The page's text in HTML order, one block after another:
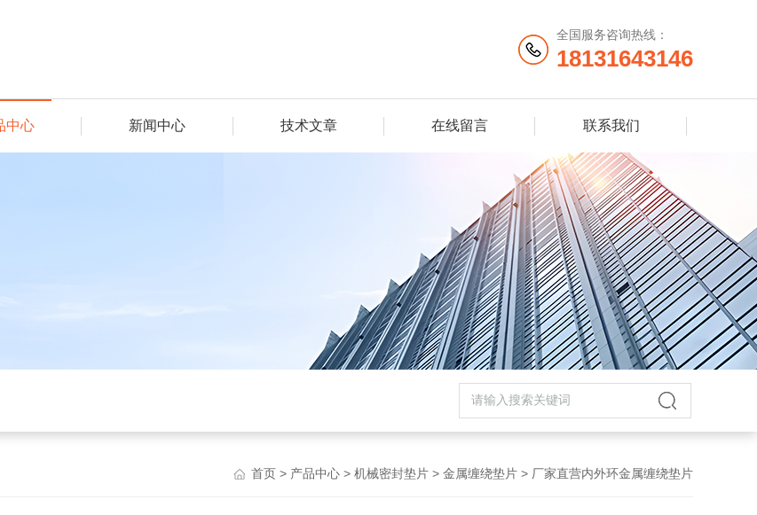
全国服务咨询热线：
18131643146
中心 新闻中心 技术文章 在线留言 联系我们
首页 > 产品中心 > 机械密封垫片 > 金属缠绕垫片 > 厂家直营内外环金属缠绕垫片